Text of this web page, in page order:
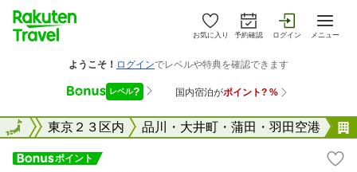
お気に入り 予約確認 ログイン メニュー
京都 東京２３区内 品川・大井町・蒲田・羽田空港
全国